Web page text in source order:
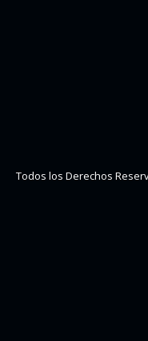
Todos los Derechos